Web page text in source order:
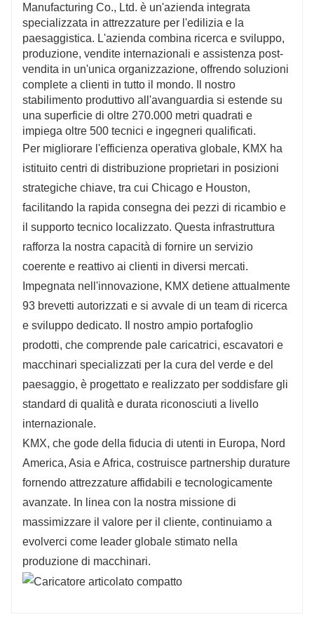
Manufacturing Co., Ltd. è un'azienda integrata
specializzata in attrezzature per l'edilizia e la
paesaggistica. L'azienda combina ricerca e sviluppo,
produzione, vendite internazionali e assistenza post-
vendita in un'unica organizzazione, offrendo soluzioni
complete a clienti in tutto il mondo. Il nostro
stabilimento produttivo all'avanguardia si estende su
una superficie di oltre 270.000 metri quadrati e
impiega oltre 500 tecnici e ingegneri qualificati.
Per migliorare l'efficienza operativa globale, KMX ha
istituito centri di distribuzione proprietari in posizioni
strategiche chiave, tra cui Chicago e Houston,
facilitando la rapida consegna dei pezzi di ricambio e
il supporto tecnico localizzato. Questa infrastruttura
rafforza la nostra capacità di fornire un servizio
coerente e reattivo ai clienti in diversi mercati.
Impegnata nell'innovazione, KMX detiene attualmente
93 brevetti autorizzati e si avvale di un team di ricerca
e sviluppo dedicato. Il nostro ampio portafoglio
prodotti, che comprende pale caricatrici, escavatori e
macchinari specializzati per la cura del verde e del
paesaggio, è progettato e realizzato per soddisfare gli
standard di qualità e durata riconosciuti a livello
internazionale.
KMX, che gode della fiducia di utenti in Europa, Nord
America, Asia e Africa, costruisce partnership durature
fornendo attrezzature affidabili e tecnologicamente
avanzate. In linea con la nostra missione di
massimizzare il valore per il cliente, continuiamo a
evolverci come leader globale stimato nella
produzione di macchinari.